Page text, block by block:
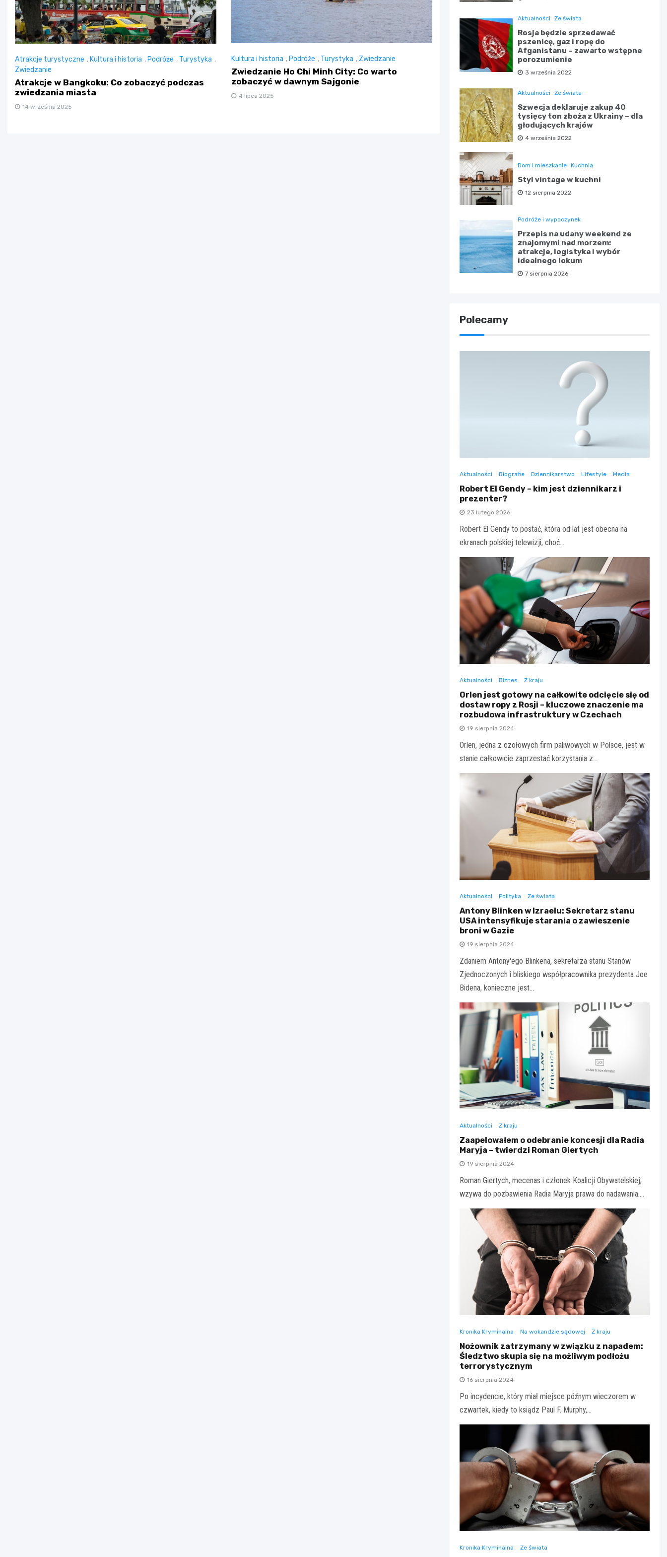
Atrakcje turystyczne ,Kultura i historia ,Podróże , Turystyka ,
Zwiedzanie
Atrakcje w Bangkoku: Co zobaczyć podczas
zwiedzania miasta
14 września 2025
Kultura i historia , Podróże , Turystyka , Zwiedzanie
Zwiedzanie Ho Chi Minh City: Co warto
zobaczyć w dawnym Sajgonie
4 lipca 2025
Aktualności Ze świata
Rosja będzie sprzedawać
pszenicę, gaz i ropę do
Afganistanu – zawarto wstępne
porozumienie
3 września 2022
Aktualności Ze świata
Szwecja deklaruje zakup 40
tysięcy ton zboża z Ukrainy – dla
głodujących krajów
4 września 2022
Dom i mieszkanie Kuchnia
Styl vintage w kuchni
12 sierpnia 2022
Podróże i wypoczynek
Przepis na udany weekend ze
znajomymi nad morzem:
atrakcje, logistyka i wybór
idealnego lokum
7 sierpnia 2026
Polecamy
Aktualności Biografie Dziennikarstwo Lifestyle Media
Robert El Gendy – kim jest dziennikarz i
prezenter?
23 lutego 2026
Robert El Gendy to postać, która od lat jest obecna na
ekranach polskiej telewizji, choć…
Aktualności Biznes Z kraju
Orlen jest gotowy na całkowite odcięcie się od
dostaw ropy z Rosji – kluczowe znaczenie ma
rozbudowa infrastruktury w Czechach
19 sierpnia 2024
Orlen, jedna z czołowych firm paliwowych w Polsce, jest w
stanie całkowicie zaprzestać korzystania z…
Aktualności Polityka Ze świata
Antony Blinken w Izraelu: Sekretarz stanu
USA intensyfikuje starania o zawieszenie
broni w Gazie
19 sierpnia 2024
Zdaniem Antony'ego Blinkena, sekretarza stanu Stanów
Zjednoczonych i bliskiego współpracownika prezydenta Joe
Bidena, konieczne jest…
Aktualności Z kraju
Zaapelowałem o odebranie koncesji dla Radia
Maryja – twierdzi Roman Giertych
19 sierpnia 2024
Roman Giertych, mecenas i członek Koalicji Obywatelskiej,
wzywa do pozbawienia Radia Maryja prawa do nadawania.…
Kronika Kryminalna Na wokandzie sądowej Z kraju
Nożownik zatrzymany w związku z napadem:
Śledztwo skupia się na możliwym podłożu
terrorystycznym
16 sierpnia 2024
Po incydencie, który miał miejsce późnym wieczorem w
czwartek, kiedy to ksiądz Paul F. Murphy,…
Kronika Kryminalna Ze świata